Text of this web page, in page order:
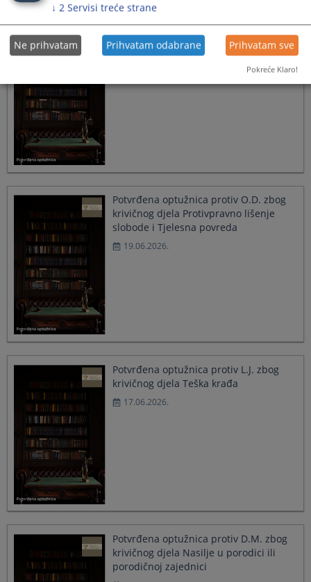
Potvrđena optužnica protiv R.Đ. zbog
krivičnog djela Falsifikovanje ili
uništavanje službene isprave
Potvrđena optužnica protiv O.D. zbog
krivičnog djela Protivpravno lišenje
slobode i Tjelesna povreda
19.06.2026.
Potvrđena optužnica protiv L.J. zbog
krivičnog djela Teška krađa
17.06.2026.
Potvrđena optužnica protiv D.M. zbog
krivičnog djela Nasilje u porodici ili
porodičnoj zajednici
↓ 2 Servisi treće strane
Ne prihvatam Prihvatam odabrane Prihvatam sve
Pokreće Klaro!